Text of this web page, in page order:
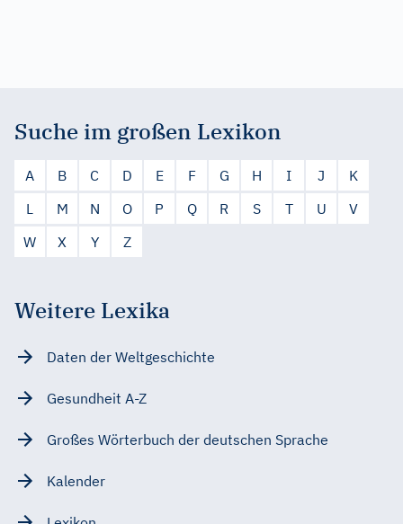
Suche im großen Lexikon
A B C D E F G H I J
K
L
M N O P Q R S T U
V
W
X Y Z
Weitere Lexika
Daten der Weltgeschichte
Gesundheit A-Z
Großes Wörterbuch der deutschen Sprache
Kalender